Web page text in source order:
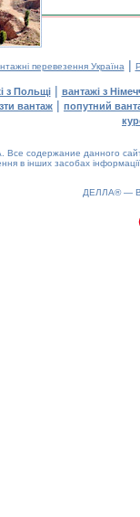
перевезення Україна |
з Польщі| вантажі з
вантаж | попутний
Все содержание данного
в інших засобах
ДЕЛЛА® —